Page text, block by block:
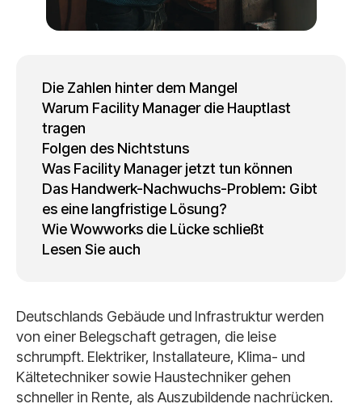
Die Zahlen hinter dem Mangel
Warum Facility Manager die Hauptlast
tragen
Folgen des Nichtstuns
Was Facility Manager jetzt tun können
Das Handwerk-Nachwuchs-Problem: Gibt
es eine langfristige Lösung?
Wie Wowworks die Lücke schließt
Lesen Sie auch
Deutschlands Gebäude und Infrastruktur werden
von einer Belegschaft getragen, die leise
schrumpft. Elektriker, Installateure, Klima- und
Kältetechniker sowie Haustechniker gehen
schneller in Rente, als Auszubildende nachrücken.